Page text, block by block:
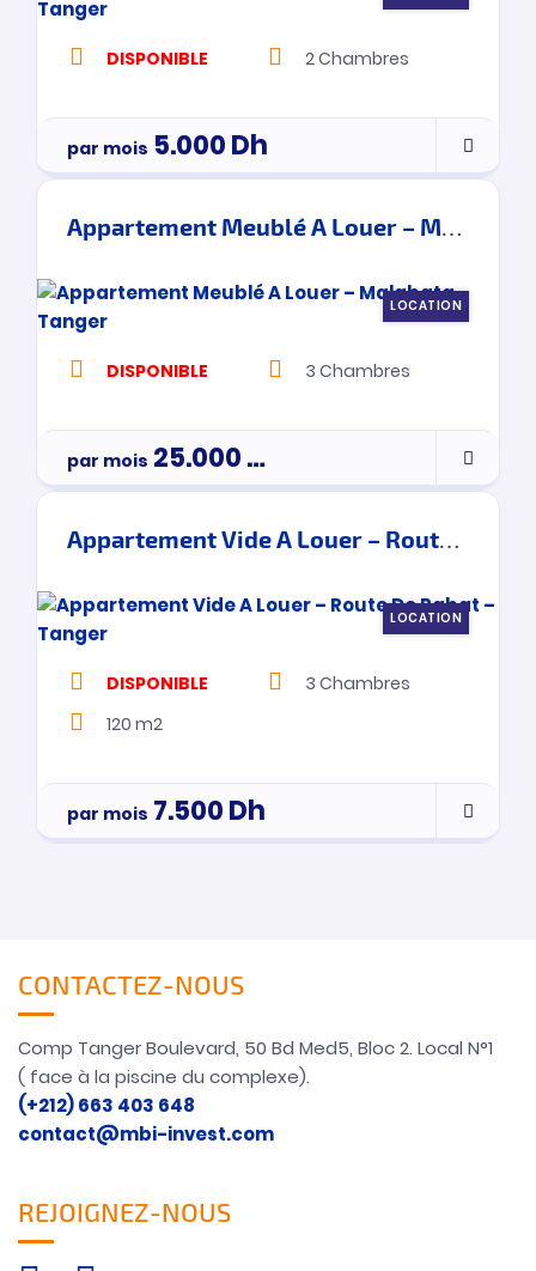
DISPONIBLE 2Chambres
par mois 5.000Dh
Appartement Meublé A Louer – Malabata – Tanger
LOCATION
DISPONIBLE 3 Chambres
par mois 25.000Dh
Appartement Vide A Louer – Route De Rabat – Tanger
LOCATION
DISPONIBLE 3 Chambres
120 m2
par mois 7.500Dh
CONTACTEZ-NOUS
Comp Tanger Boulevard, 50 Bd Med5, Bloc 2. Local N°1
( face à la piscine du complexe).
(+212) 663 403 648
contact@mbi-invest.com
REJOIGNEZ-NOUS